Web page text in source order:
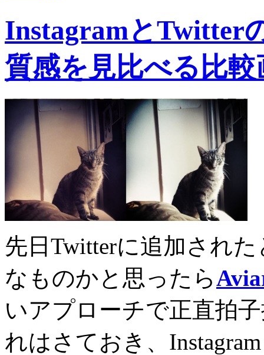
InstagramとTwitter
質感を見比べる比較
先日Twitterに追加され
なものかと思ったら
いアプローチで正直拍
れはさておき、